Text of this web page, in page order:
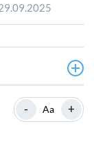
von DTE
- Aa +